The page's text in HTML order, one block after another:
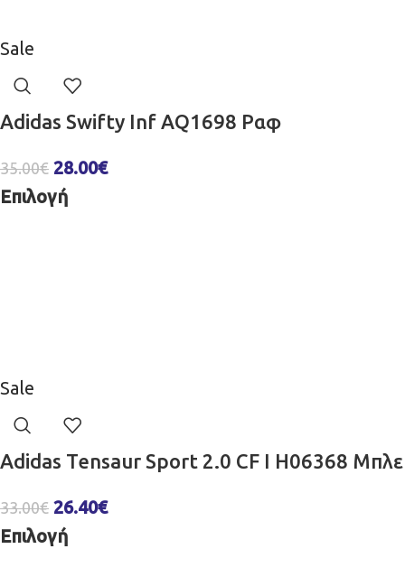
Sale
Adidas Swifty Inf AQ1698 Ραφ
35.00€ 28.00€
Επιλογή
Sale
Adidas Tensaur Sport 2.0 CF I H06368 Μπλε
33.00€ 26.40€
Επιλογή